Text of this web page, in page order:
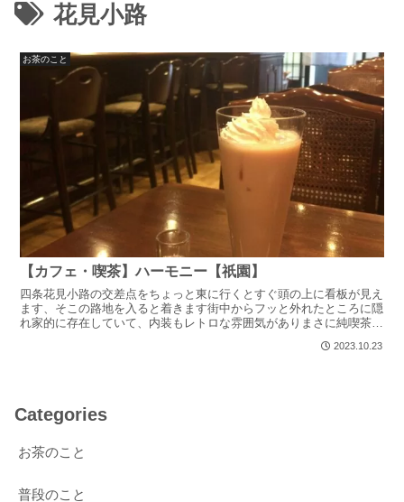
花見小路
お茶のこと
【カフェ・喫茶】ハーモニー【祇園】
四条花見小路の交差点をちょっと東に行くとすぐ頭の上に看板が見え
ます、そこの路地を入ると着きます街中からフッと外れたところに隠
れ家的に存在していて、内装もレトロな雰囲気がありまさに純喫茶ち
2023.10.23
Categories
お茶のこと
普段のこと